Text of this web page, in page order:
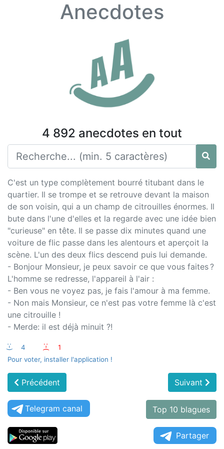
Anecdotes
4 892 anecdotes en tout
C'est un type complètement bourré titubant dans le
quartier. Il se trompe et se retrouve devant la maison
de son voisin, qui a un champ de citrouilles énormes. Il
bute dans l'une d'elles et la regarde avec une idée bien
"curieuse" en tête. Il se passe dix minutes quand une
voiture de flic passe dans les alentours et aperçoit la
scène. L'un des deux flics descend puis lui demande.
- Bonjour Monsieur, je peux savoir ce que vous faites ?
L'homme se redresse, l'appareil à l'air :
- Ben vous ne voyez pas, je fais l'amour à ma femme.
- Non mais Monsieur, ce n'est pas votre femme là c'est
une citrouille !
- Merde: il est déjà minuit ?!
:-) 4 :-(
1
Pour voter, installer l'application !
Précédent Suivant
Telegram canal Top 10 blagues
Partager